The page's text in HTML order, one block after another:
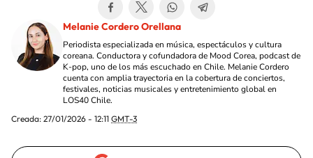
Melanie Cordero Orellana
Periodista especializada en música, espectáculos y cultura
coreana. Conductora y cofundadora de Mood Corea, podcast de
K-pop, uno de los más escuchado en Chile. Melanie Cordero
cuenta con amplia trayectoria en la cobertura de conciertos,
festivales, noticias musicales y entretenimiento global en
LOS40 Chile.
Creada: 27/01/2026 - 12:11 GMT-3